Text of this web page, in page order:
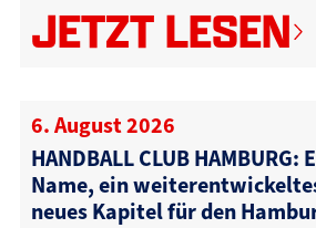
JETZT LESEN
6. August 2026
HANDBALL CLUB HAMBURG:
Name, ein
neues Kapitel für den